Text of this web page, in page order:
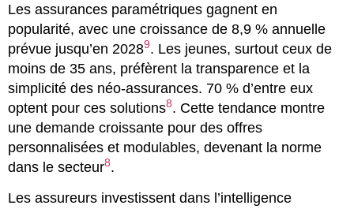
Les assurances paramétriques gagnent en
popularité, avec une croissance de 8,9 % annuelle
prévue jusqu’en 20289. Les jeunes, surtout ceux de
moins de 35 ans, préfèrent la transparence et la
simplicité des néo-assurances. 70 % d’entre eux
optent pour ces solutions8. Cette tendance montre
une demande croissante pour des offres
personnalisées et modulables, devenant la norme
dans le secteur8.
Les assureurs investissent dans l’intelligence